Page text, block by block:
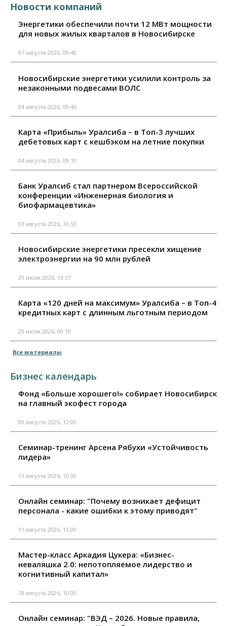
Новости компаний
Энергетики обеспечили почти 12 МВт мощности
для новых жилых кварталов в Новосибирске
07 августа 2026, 09:40
Новосибирские энергетики усилили контроль за
незаконными подвесами ВОЛС
04 августа 2026, 09:46
Карта «Прибыль» Уралсиба – в Топ-3 лучших
дебетовых карт с кешбэком на летние покупки
04 августа 2026, 09:10
Банк Уралсиб стал партнером Всероссийской
конференции «Инженерная биология и
биофармацевтика»
03 августа 2026, 10:53
Новосибирские энергетики пресекли хищение
электроэнергии на 90 млн рублей
29 июля 2026, 13:37
Карта «120 дней на максимум» Уралсиба – в Топ-4
кредитных карт с длинным льготным периодом
29 июля 2026, 09:10
Все материалы
Бизнес календарь
Фонд «Больше хорошего!» собирает Новосибирск
на главный экофест города
09 августа 2026, 12:00
Семинар-тренинг Арсена Рябухи «Устойчивость
лидера»
11 августа 2026, 10:00
Онлайн семинар: "Почему возникает дефицит
персонала - какие ошибки к этому приводят"
11 августа 2026, 15:00
Мастер-класс Аркадия Цукера: «Бизнес-
неваляшка 2.0: непотопляемое лидерство и
когнитивный капитал»
18 августа 2026, 10:00
Онлайн семинар: "ВЭД – 2026. Новые правила,